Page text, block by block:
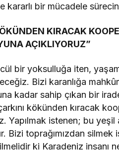
kararlı bir mücadele
KIRACAK
AÇIKLIYORUZ”
bir yoksulluğa iten,
Bizi karanlığa
kadar sahip çıkan bir
kökünden kıracak
Yapılmak istenen; bu yeşil
Bizi toprağımızdan
ki Karadeniz insanı